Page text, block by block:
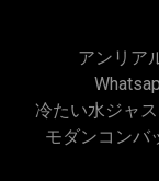
アンリア
冷たい水ジャ
モダンコンバ